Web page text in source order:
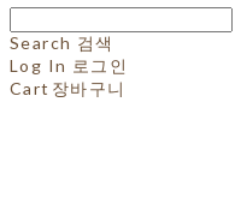
Search 검색
Log In 로그인
Cart 장바구니